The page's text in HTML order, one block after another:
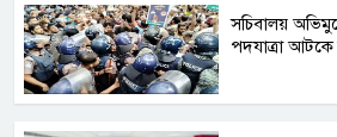
সচিবালয়
পদযাত্রা